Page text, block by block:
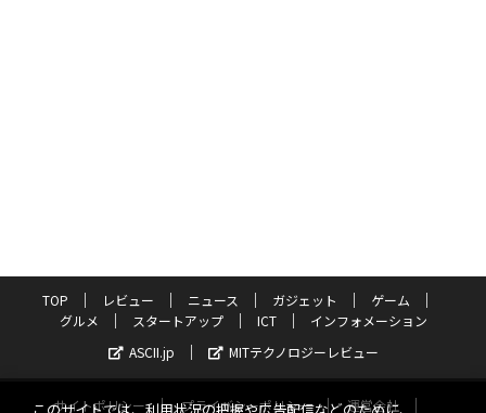
TOP レビュー ニュース ガジェット
ゲーム
グルメ
スタートアップ ICT
インフォメーション
ASCII.jp
MITテクノロジーレビュー
サイトポリシー プライバシーポリシー 運営会社